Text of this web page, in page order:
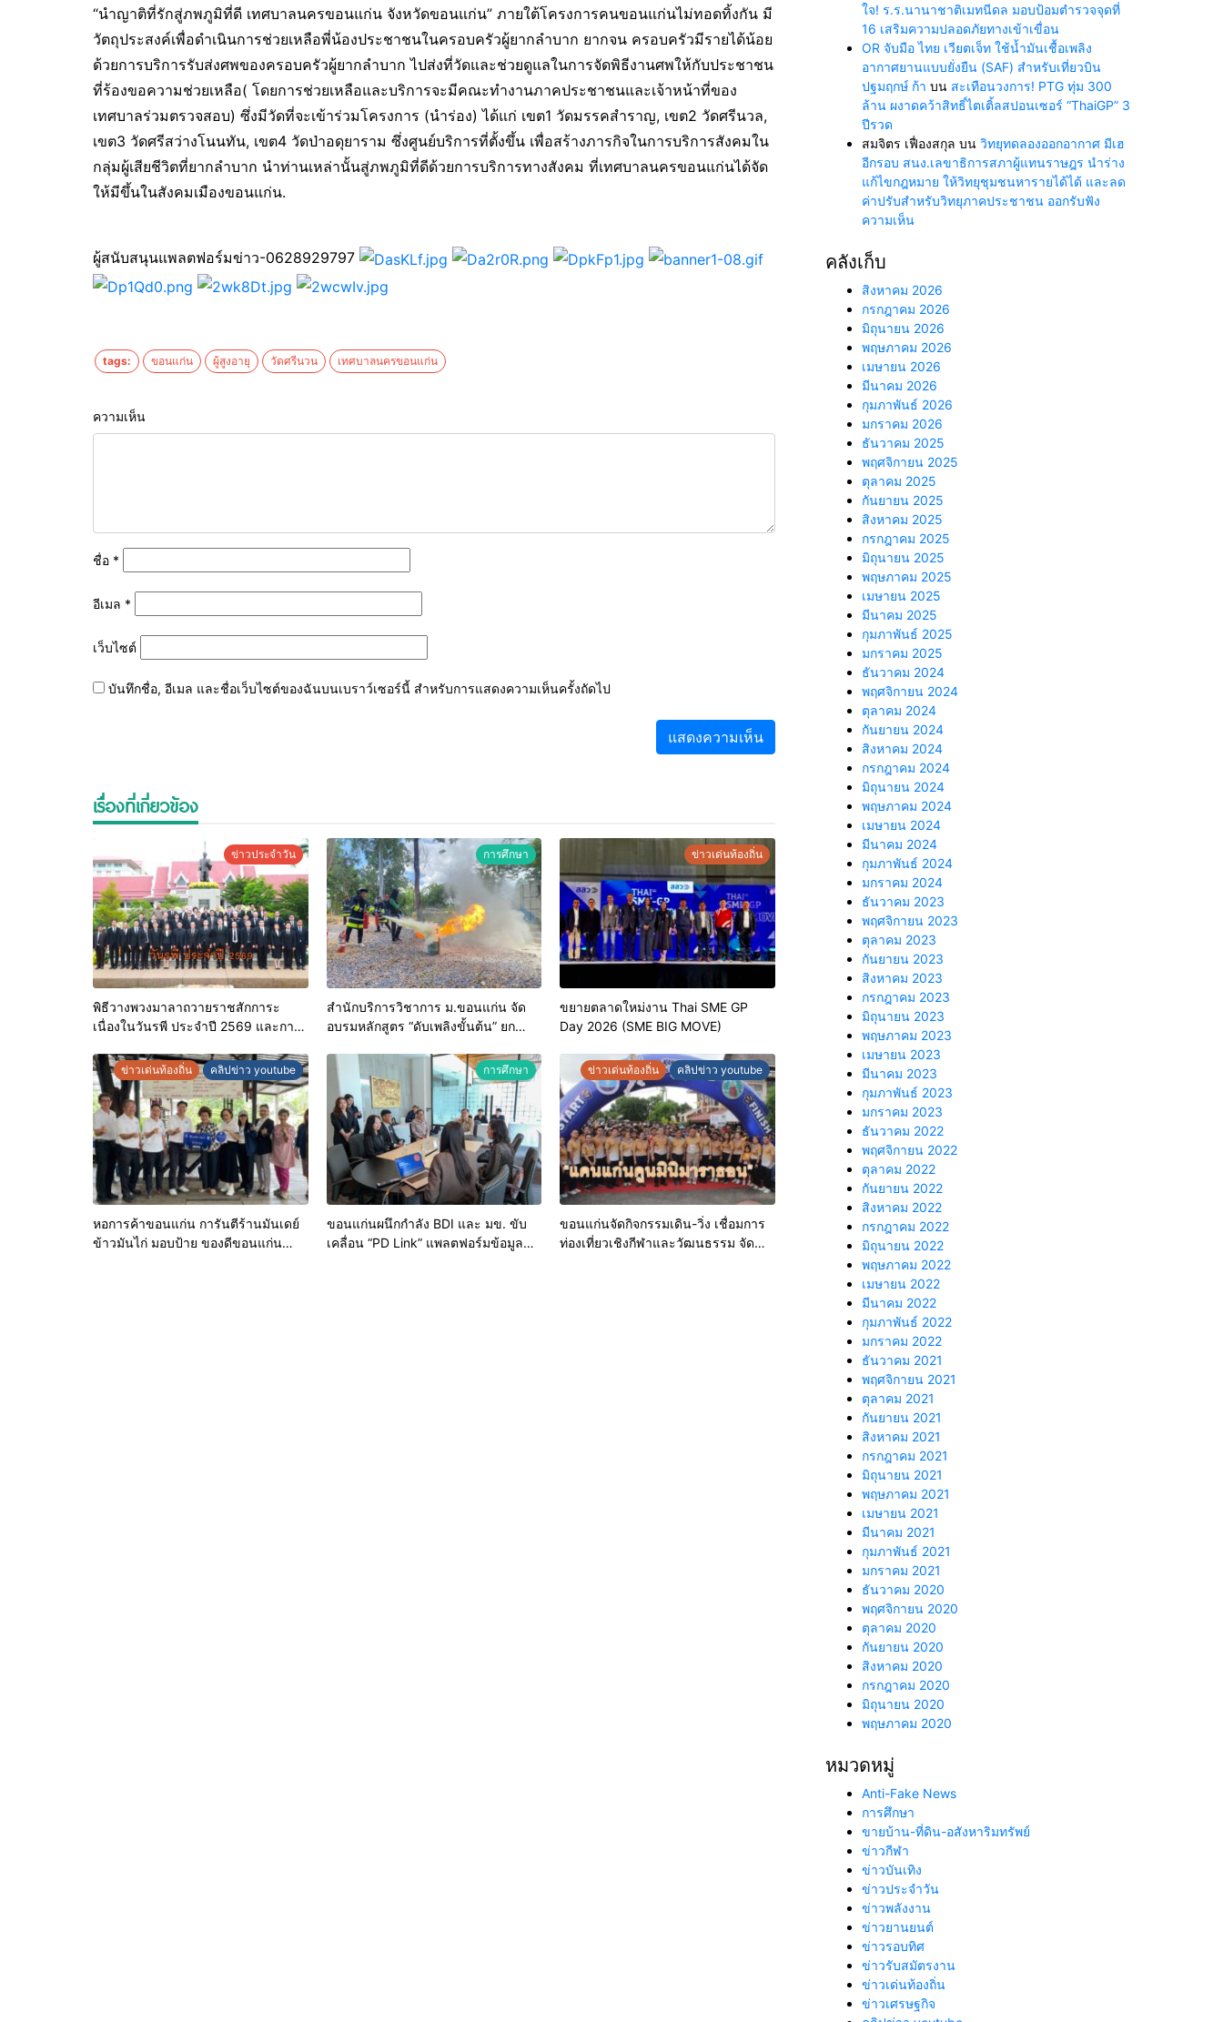
“นำญาติที่รักสู่ภพภูมิที่ดี เทศบาลนครขอนแก่น จังหวัดขอนแก่น” ภายใต้โครงการคนขอนแก่นไม่ทอดทิ้งกัน มี
วัตถุประสงค์เพื่อดำเนินการช่วยเหลือพี่น้องประชาชนในครอบครัวผู้ยากลำบาก ยากจน ครอบครัวมีรายได้น้อย
ด้วยการบริการรับส่งศพของครอบครัวผู้ยากลำบาก ไปส่งที่วัดและช่วยดูแลในการจัดพิธีงานศพให้กับประชาชน
ที่ร้องขอความช่วยเหลือ( โดยการช่วยเหลือและบริการจะมีคณะทำงานภาคประชาชนและเจ้าหน้าที่ของ
เทศบาลร่วมตรวจสอบ) ซึ่งมีวัดที่จะเข้าร่วมโครงการ (นำร่อง) ได้แก่ เขต1 วัดมรรคสำราญ, เขต2 วัดศรีนวล,
เขต3 วัดศรีสว่างโนนทัน, เขต4 วัดป่าอดุยาราม ซึ่งศูนย์บริการที่ตั้งขึ้น เพื่อสร้างภารกิจในการบริการสังคมใน
กลุ่มผู้เสียชีวิตที่ยากลำบาก นำท่านเหล่านั้นสู่ภพภูมิที่ดีด้วยการบริการทางสังคม ที่เทศบาลนครขอนแก่นได้จัด
ให้มีขึ้นในสังคมเมืองขอนแก่น.
ผู้สนับสนุนแพลตฟอร์มข่าว-0628929797
tags: ขอนแก่น ผู้สูงอายุ วัดศรีนวน เทศบาลนครขอนแก่น
ความเห็น
ชื่อ *
อีเมล *
เว็บไซต์
บันทึกชื่อ, อีเมล และชื่อเว็บไซต์ของฉันบนเบราว์เซอร์นี้ สำหรับการแสดงความเห็นครั้งถัดไป
เรื่องที่เกี่ยวข้อง
ข่าวประจำวัน
พิธีวางพวงมาลาถวายราชสักการะ
เนื่องในวันรพี ประจำปี 2569 และการ
สัมพันธ์อันดีของหน่วยงานใน
กระบวนการยุติธรรม
การศึกษา
สำนักบริการวิชาการ ม.ขอนแก่น จัด
อบรมหลักสูตร “ดับเพลิงขั้นต้น” ยก
อัคคีภัยตามมาตรฐานสากล
ข่าวเด่นท้องถิ่น
ขยายตลาดใหม่งาน Thai SME GP
Day 2026 (SME BIG MOVE)
ข่าวเด่นท้องถิ่น คลิปข่าว youtube
หอการค้าขอนแก่น การันตีร้านมันเดย์
ข้าวมันไก่ มอบป้าย ของดีขอนแก่น
การศึกษา
ขอนแก่นผนึกกำลัง BDI และ มข. ขับ
เคลื่อน “PD Link” แพลตฟอร์มข้อมูล
ข่าวเด่นท้องถิ่น คลิปข่าว youtube
ขอนแก่นจัดกิจกรรมเดิน-วิ่ง เชื่อมการ
ท่องเที่ยวเชิงกีฬาและวัฒนธรรม จัด
ใจ! ร.ร.นานาชาติเมทนีดล มอบป้อมตำรวจจุดที่
16 เสริมความปลอดภัยทางเข้าเขื่อน
OR จับมือ ไทย เวียตเจ็ท ใช้น้ำมันเชื้อเพลิง
อากาศยานแบบยั่งยืน (SAF) สำหรับเที่ยวบิน
ปฐมฤกษ์ ก้า บน สะเทือนวงการ! PTG ทุ่ม 300
ล้าน ผงาดคว้าสิทธิ์ไตเติ้ลสปอนเซอร์ “ThaiGP” 3
ปีรวด
สมจิตร เฟื่องสกุล บน วิทยุทดลองออกอากาศ มีเฮ
อีกรอบ สนง.เลขาธิการสภาผู้แทนราษฎร นำร่าง
แก้ไขกฎหมาย ให้วิทยุชุมชนหารายได้ได้ และลด
ค่าปรับสำหรับวิทยุภาคประชาชน ออกรับฟัง
ความเห็น
คลังเก็บ
สิงหาคม 2026
กรกฎาคม 2026
มิถุนายน 2026
พฤษภาคม 2026
เมษายน 2026
มีนาคม 2026
กุมภาพันธ์ 2026
มกราคม 2026
ธันวาคม 2025
พฤศจิกายน 2025
ตุลาคม 2025
กันยายน 2025
สิงหาคม 2025
กรกฎาคม 2025
มิถุนายน 2025
พฤษภาคม 2025
เมษายน 2025
มีนาคม 2025
กุมภาพันธ์ 2025
มกราคม 2025
ธันวาคม 2024
พฤศจิกายน 2024
ตุลาคม 2024
กันยายน 2024
สิงหาคม 2024
กรกฎาคม 2024
มิถุนายน 2024
พฤษภาคม 2024
เมษายน 2024
มีนาคม 2024
กุมภาพันธ์ 2024
มกราคม 2024
ธันวาคม 2023
พฤศจิกายน 2023
ตุลาคม 2023
กันยายน 2023
สิงหาคม 2023
กรกฎาคม 2023
มิถุนายน 2023
พฤษภาคม 2023
เมษายน 2023
มีนาคม 2023
กุมภาพันธ์ 2023
มกราคม 2023
ธันวาคม 2022
พฤศจิกายน 2022
ตุลาคม 2022
กันยายน 2022
สิงหาคม 2022
กรกฎาคม 2022
มิถุนายน 2022
พฤษภาคม 2022
เมษายน 2022
มีนาคม 2022
กุมภาพันธ์ 2022
มกราคม 2022
ธันวาคม 2021
พฤศจิกายน 2021
ตุลาคม 2021
กันยายน 2021
สิงหาคม 2021
กรกฎาคม 2021
มิถุนายน 2021
พฤษภาคม 2021
เมษายน 2021
มีนาคม 2021
กุมภาพันธ์ 2021
มกราคม 2021
ธันวาคม 2020
พฤศจิกายน 2020
ตุลาคม 2020
กันยายน 2020
สิงหาคม 2020
กรกฎาคม 2020
มิถุนายน 2020
พฤษภาคม 2020
หมวดหมู่
Anti-Fake News
การศึกษา
ขายบ้าน-ที่ดิน-อสังหาริมทรัพย์
ข่าวกีฬา
ข่าวบันเทิง
ข่าวประจำวัน
ข่าวพลังงาน
ข่าวยานยนต์
ข่าวรอบทิศ
ข่าวรับสมัตรงาน
ข่าวเด่นท้องถิ่น
ข่าวเศรษฐกิจ